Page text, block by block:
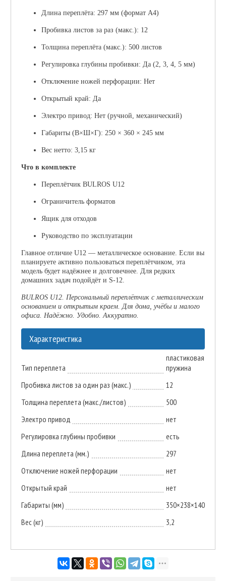
Длина переплёта: 297 мм (формат А4)
Пробивка листов за раз (макс.): 12
Толщина переплёта (макс.): 500 листов
Регулировка глубины пробивки: Да (2, 3, 4, 5 мм)
Отключение ножей перфорации: Нет
Открытый край: Да
Электро привод: Нет (ручной, механический)
Габариты (В×Ш×Г): 250 × 360 × 245 мм
Вес нетто: 3,15 кг
Что в комплекте
Переплётчик BULROS U12
Ограничитель форматов
Ящик для отходов
Руководство по эксплуатации
Главное отличие U12 — металлическое основание. Если вы
планируете активно пользоваться переплётчиком, эта
модель будет надёжнее и долговечнее. Для редких
домашних задач подойдёт и S-12.
BULROS U12. Персональный переплётчик с металлическим
основанием и открытым краем. Для дома, учёбы и малого
офиса. Надёжно. Удобно. Аккуратно.
Характеристика
Тип переплета
пластиковая
пружина
Пробивка листов за один раз (макс.)
12
Толщина переплета (макс./листов)
500
Электро привод
нет
Регулировка глубины пробивки
есть
Длина переплета (мм.)
297
Отключение ножей перфорации
нет
Открытый край
нет
Габариты (мм)
350×238×140
Вес (кг)
3,2